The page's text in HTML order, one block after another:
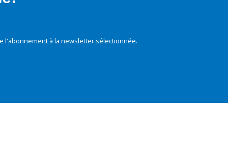
à la newsletter sélectionnée.